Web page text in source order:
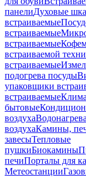
панелиДуховые
встраиваемые
встраиваемые
встраиваемые
встраиваемой
встраиваемые
подогрева посуды
упаковщики
встраиваемые
бытовые
воздуха
воздухаКамины,
завесыТепловые
пушкиБиокамины
печиПорталы для
Метеостанции